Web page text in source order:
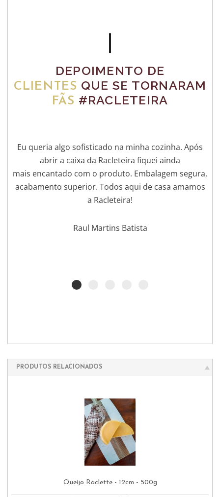
DEPOIMENTO DE
CLIENTES QUE SE TORNARAM
FÃS #RACLETEIRA
Eu queria algo sofisticado na minha cozinha. Após
abrir a caixa da Racleteira fiquei ainda
mais encantado com o produto. Embalagem segura,
acabamento superior. Todos aqui de casa amamos
a Racleteira!
Raul Martins Batista
PRODUTOS RELACIONADOS
Queijo Raclette - 12cm - 500g